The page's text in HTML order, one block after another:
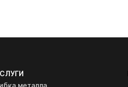
металла